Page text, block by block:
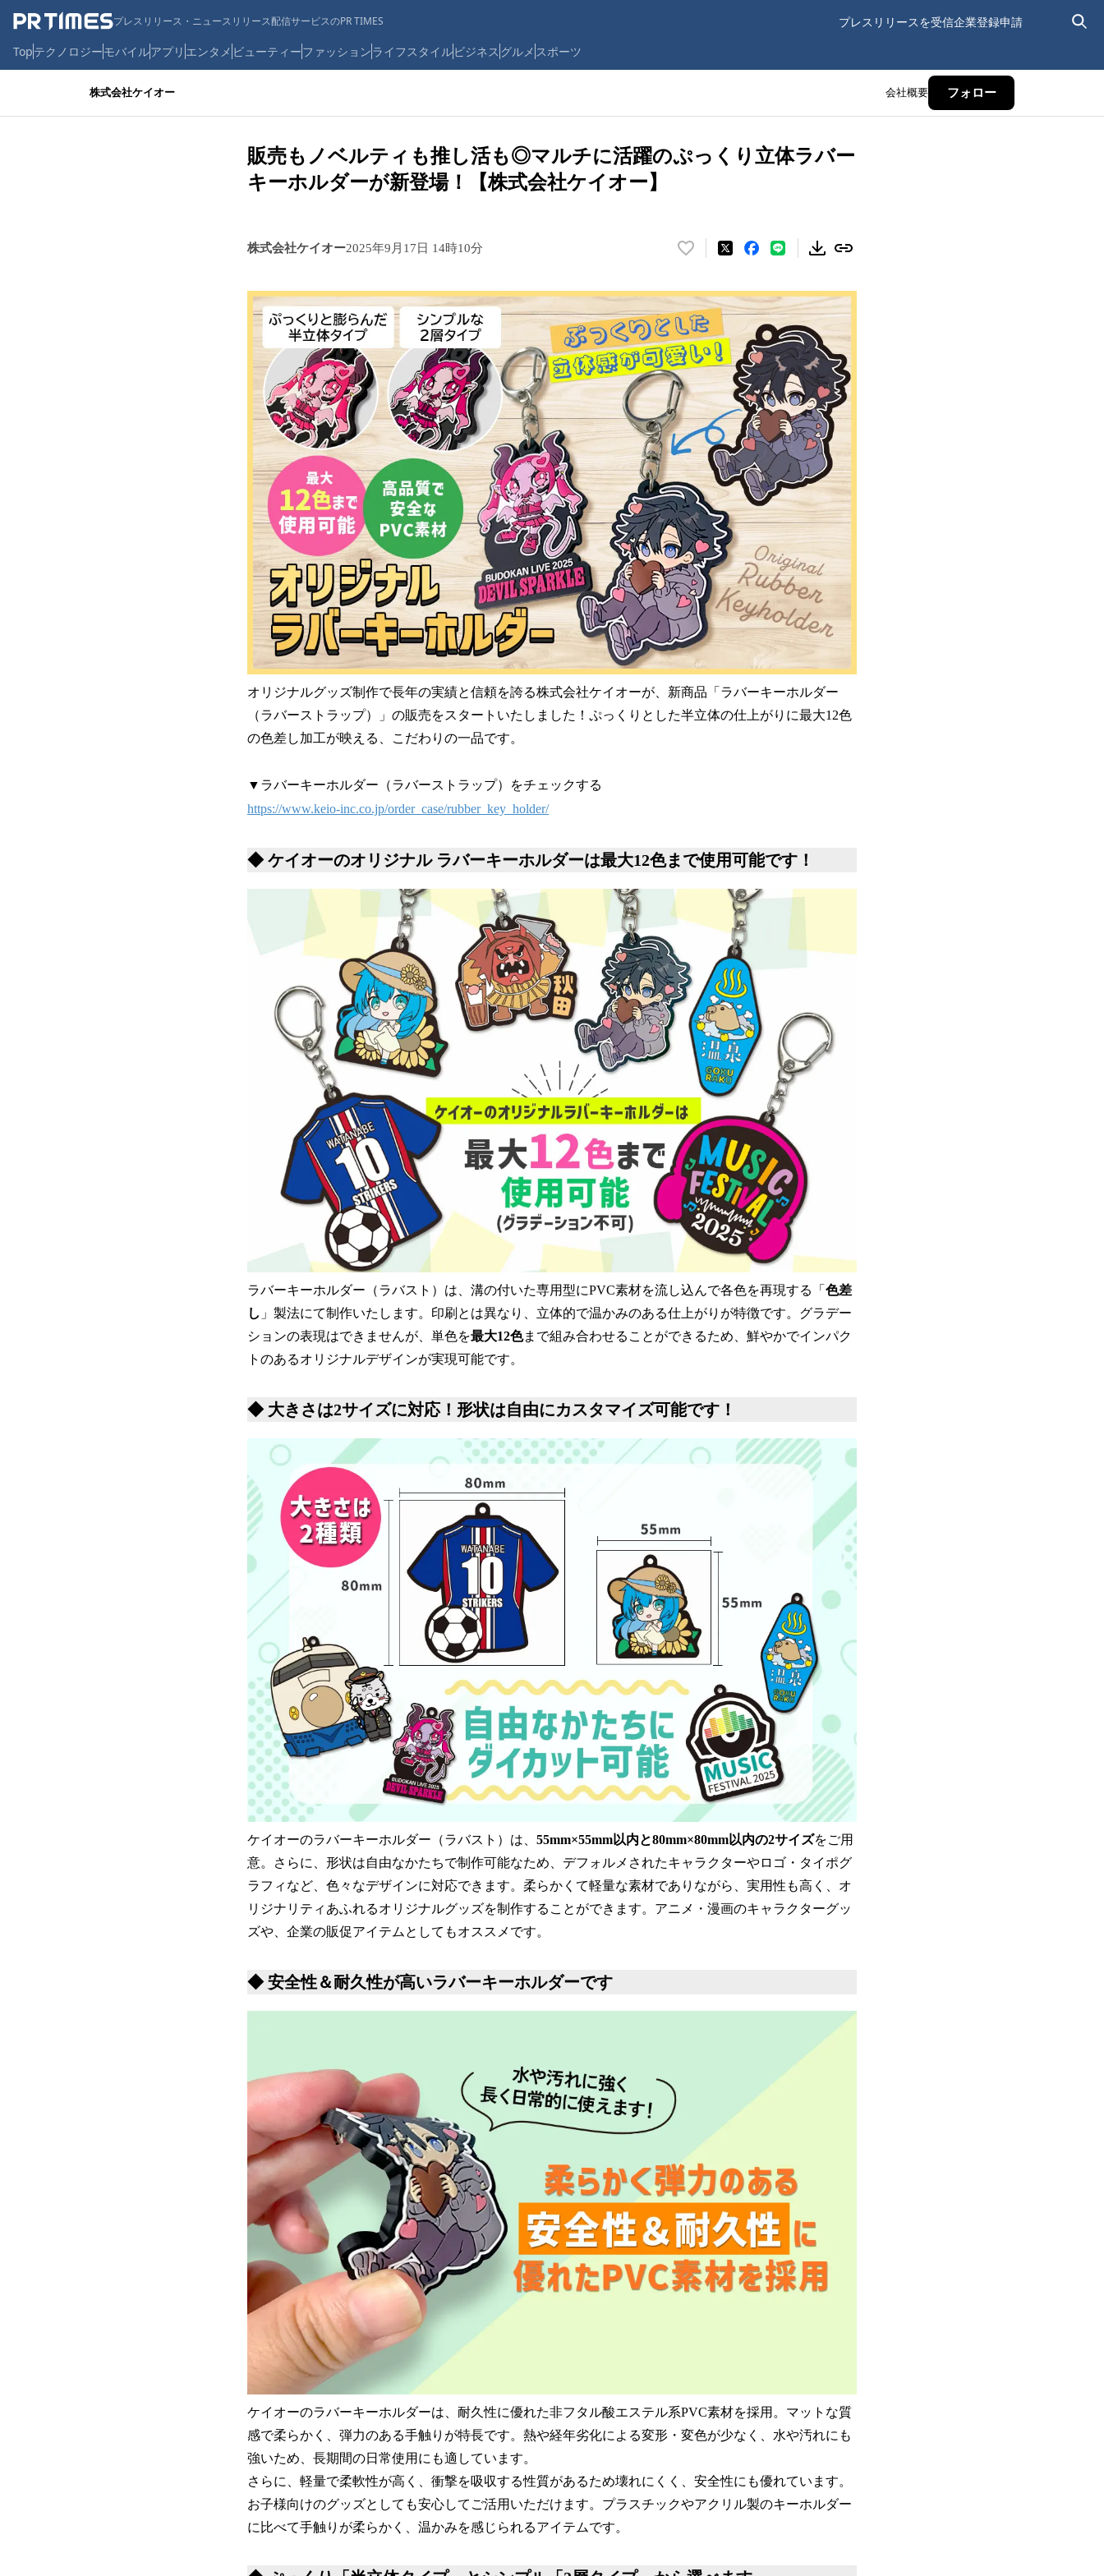
プレスリリース・ニュースリリース配信サービスのPR TIMES プレスリリースを受信企業登録申請
Topテクノロジーモバイルアプリ エンタメ ビューティーファッションライフスタイルビジネス グルメ スポーツ
株式会社ケイオー 会社概要 フォロー
販売もノベルティも推し活も◎マルチに活躍のぷっくり立体ラバー
キーホルダーが新登場！【株式会社ケイオー】
株式会社ケイオー2025年9月17日 14時10分
い
ね
！
数
を
読
込
み
中
で
す
オリジナルグッズ制作で長年の実績と信頼を誇る株式会社ケイオーが、新商品「ラバーキーホルダー
（ラバーストラップ）」の販売をスタートいたしました！ぷっくりとした半立体の仕上がりに最大12色
の色差し加工が映える、こだわりの一品です。
▼ラバーキーホルダー（ラバーストラップ）をチェックする
https://www.keio-inc.co.jp/order_case/rubber_key_holder/
◆ ケイオーのオリジナル ラバーキーホルダーは最大12色まで使用可能です！
ラバーキーホルダー（ラバスト）は、溝の付いた専用型にPVC素材を流し込んで各色を再現する「 色差
し 」製法にて制作いたします。印刷とは異なり、立体的で温かみのある仕上がりが特徴です。グラデー
ションの表現はできませんが、単色を最大12色まで組み合わせることができるため、鮮やかでインパク
トのあるオリジナルデザインが実現可能です。
◆ 大きさは2サイズに対応！形状は自由にカスタマイズ可能です！
ケイオーのラバーキーホルダー（ラバスト）は、 55mm×55mm以内と80mm×80mm以内の2サイズをご用
意。さらに、形状は自由なかたちで制作可能なため、デフォルメされたキャラクターやロゴ・タイポグ
ラフィなど、色々なデザインに対応できます。柔らかくて軽量な素材でありながら、実用性も高く、オ
リジナリティあふれるオリジナルグッズを制作することができます。アニメ・漫画のキャラクターグッ
ズや、企業の販促アイテムとしてもオススメです。
◆ 安全性＆耐久性が高いラバーキーホルダーです
ケイオーのラバーキーホルダーは、耐久性に優れた非フタル酸エステル系PVC素材を採用。マットな質
感で柔らかく、弾力のある手触りが特長です。熱や経年劣化による変形・変色が少なく、水や汚れにも
強いため、長期間の日常使用にも適しています。
さらに、軽量で柔軟性が高く、衝撃を吸収する性質があるため壊れにくく、安全性にも優れています。
お子様向けのグッズとしても安心してご活用いただけます。プラスチックやアクリル製のキーホルダー
に比べて手触りが柔らかく、温かみを感じられるアイテムです。